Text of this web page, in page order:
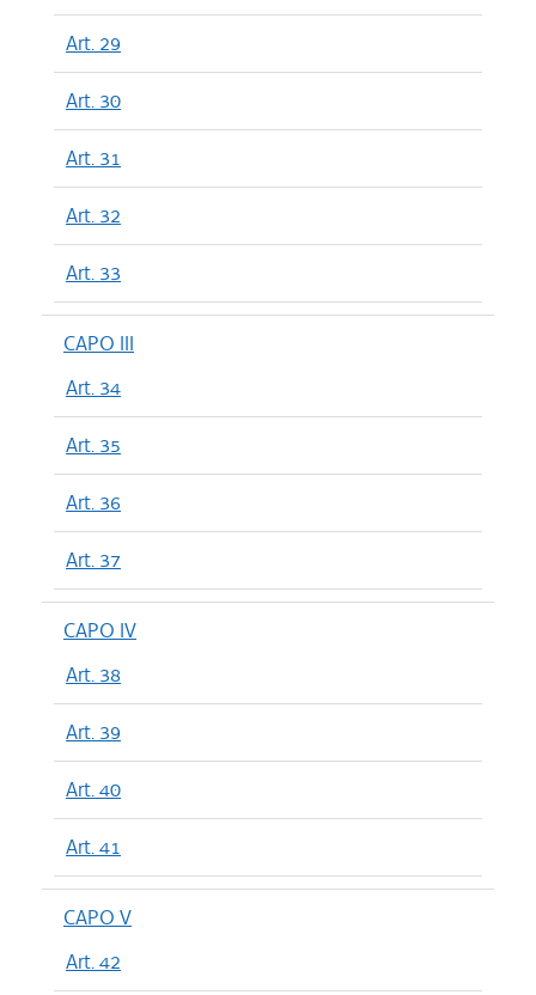
Art. 29
Art. 30
Art. 31
Art. 32
Art. 33
CAPO III
Art. 34
Art. 35
Art. 36
Art. 37
CAPO IV
Art. 38
Art. 39
Art. 40
Art. 41
CAPO V
Art. 42